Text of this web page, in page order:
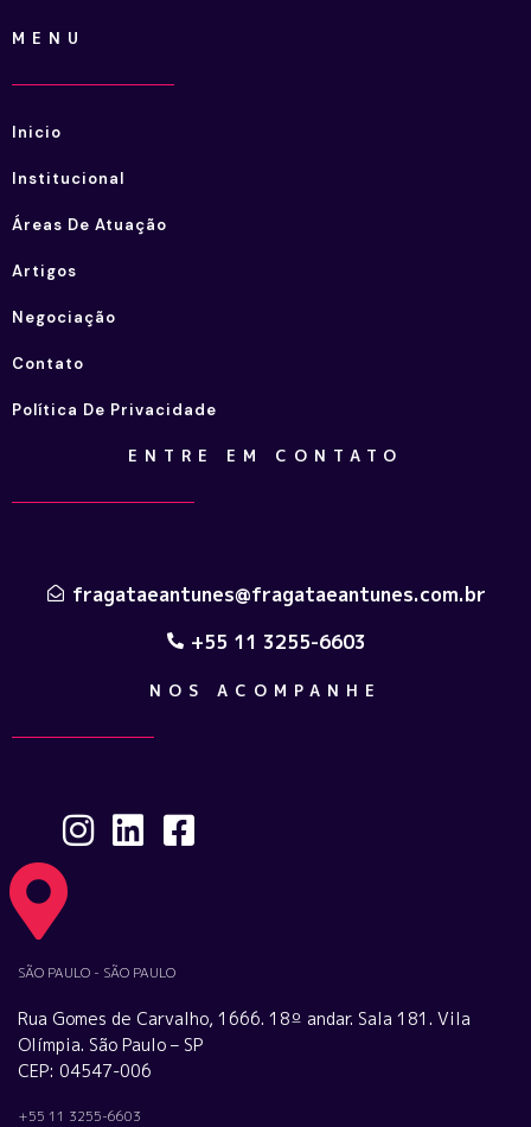
MENU
Inicio
Institucional
Áreas De Atuação
Artigos
Negociação
Contato
Política De Privacidade
ENTRE EM CONTATO
fragataeantunes@fragataeantunes.com.br
+55 11 3255-6603
NOS ACOMPANHE
SÃO PAULO - SÃO PAULO
Rua Gomes de Carvalho, 1666. 18º andar. Sala 181. Vila
Olímpia. São Paulo – SP
CEP: 04547-006
+55 11 3255-6603